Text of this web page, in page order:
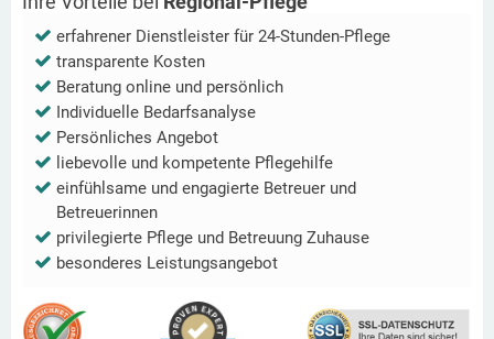
erfahrener Dienstleister für 24-Stunden-Pflege
transparente Kosten
Beratung online und persönlich
Individuelle Bedarfsanalyse
Persönliches Angebot
liebevolle und kompetente Pflegehilfe
einfühlsame und engagierte Betreuer und
Betreuerinnen
privilegierte Pflege und Betreuung Zuhause
besonderes Leistungsangebot